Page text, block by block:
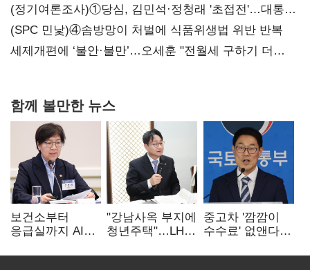
대전’
(정기여론조사)①당심, 김민석·정청래 '초접전'…대통령
지지도 '50% 아래로'(종합)
(SPC 민낯)④솜방망이 처벌에 식품위생법 위반 반복
세제개편에 ‘불안·불만’…오세훈 "전월세 구하기 더
함께 볼만한 뉴스
보건소부터
응급실까지 AI
혁신 본격화
"강남사옥 부지에
청년주택"…LH도
중고차 '깜깜이
수수료' 없앤다…
생기면 환불